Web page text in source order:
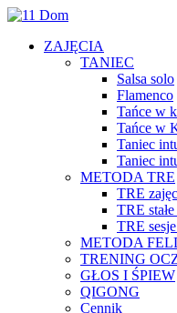
ZAJĘCIA
TANIEC
Salsa solo
Flamenco
Tańce w
Tańce w
Taniec
Taniec
METODA TRE
TRE
TRE
TRE
METODA
TRENING
GŁOS I ŚPIEW
QIGONG
Cennik